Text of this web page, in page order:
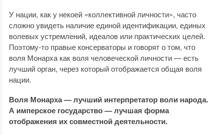
У нации, как у некоей «коллективной личности», часто
сложно увидеть наличие единой идентификации, единых
волевых устремлений, идеалов или практических целей.
Поэтому-то правые консерваторы и говорят о том, что
воля Монарха как воля человеческой личности — есть
лучший орган, через который отображается общая воля
нации.
Воля Монарха — лучший интерпретатор воли народа.
А имперское государство — лучшая форма
отображения их совместной деятельности.